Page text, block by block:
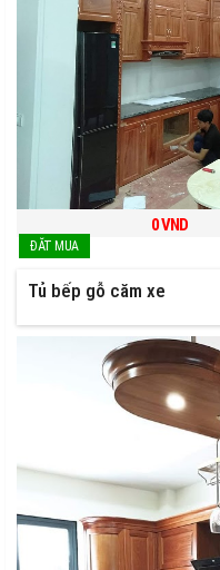
0VND
Tủ bếp gỗ căm xe